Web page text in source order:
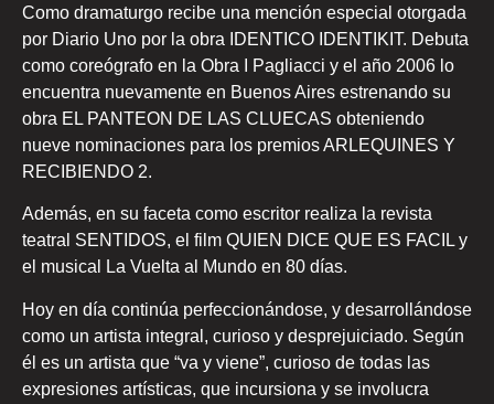
Como dramaturgo recibe una mención especial otorgada
por Diario Uno por la obra IDENTICO IDENTIKIT. Debuta
como coreógrafo en la Obra I Pagliacci y el año 2006 lo
encuentra nuevamente en Buenos Aires estrenando su
obra EL PANTEON DE LAS CLUECAS obteniendo
nueve nominaciones para los premios ARLEQUINES Y
RECIBIENDO 2.
Además, en su faceta como escritor realiza la revista
teatral SENTIDOS, el film QUIEN DICE QUE ES FACIL y
el musical La Vuelta al Mundo en 80 días.
Hoy en día continúa perfeccionándose, y desarrollándose
como un artista integral, curioso y desprejuiciado. Según
él es un artista que “va y viene”, curioso de todas las
expresiones artísticas, que incursiona y se involucra